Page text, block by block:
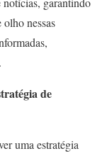
nessas
de
uma estratégia